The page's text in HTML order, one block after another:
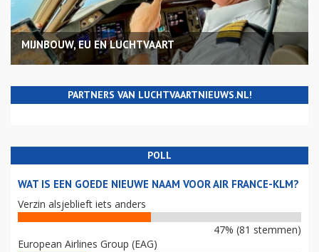
MIJNBOUW, EU EN LUCHTVAART
PARTNERS VAN LUCHTVAARTNIEUWS.NL!
POLL
WAT IS EEN GOEDE NIEUWE NAAM VOOR AIR FRANCE-KLM?
Verzin alsjeblieft iets anders
47% (81 stemmen)
European Airlines Group (EAG)